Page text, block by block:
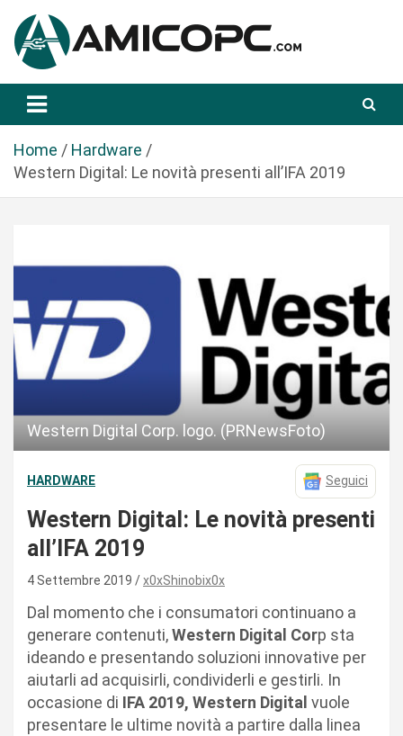
a
Amicopc.com
Home
Hardware
Western Digital: Le novità presenti all’IFA 2019
Western Digital Corp. logo. (PRNewsFoto)
HARDWARE Seguici
Western Digital: Le novità presenti
all’IFA 2019
4 Settembre 2019 x0xShinobix0x
Dal momento che i consumatori continuano a
generare contenuti,Western Digital Corp sta
ideando e presentando soluzioni innovative per
aiutarli ad acquisirli, condividerli e gestirli. In
occasione di IFA 2019, Western Digital vuole
presentare le ultime novità a partire dalla linea